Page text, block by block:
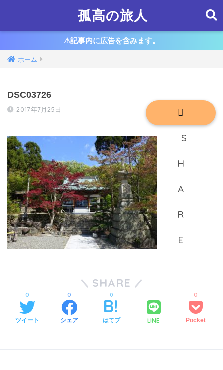
孤高の旅人
⚠︎記事内に広告を含みます。
ホーム
DSC03726
2017年7月25日
SHARE
ツイート
0
シェア
0
はてブ
0
LINE Pocket
0